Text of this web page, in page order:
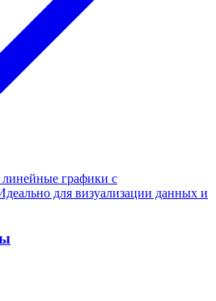
линейные графики с
для визуализации данных и